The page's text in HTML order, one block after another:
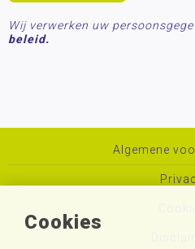
Cookies
Wij verwerken uw
beleid.
Algemene